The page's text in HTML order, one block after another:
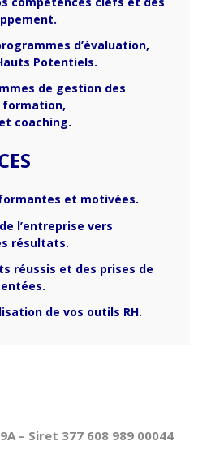
d’évaluation,
Potentiels.
de gestion des
formation,
coaching.
et motivées.
l’entreprise vers
résultats.
réussis et des prises de
de vos outils RH.
– Siret 377 608 989 00044